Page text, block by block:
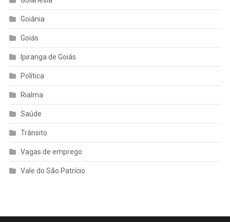
Goiânia
Goiás
Ipiranga de Goiás
Política
Rialma
Saúde
Trânsito
Vagas de emprego
Vale do São Patrício